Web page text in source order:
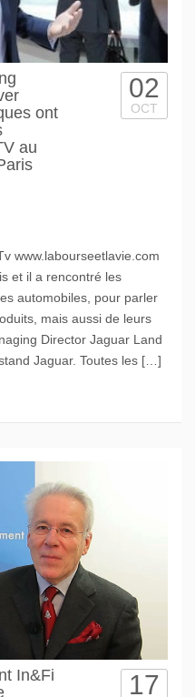
ont
au
02
OCT
www.labourseetlavie.com
et il a rencontré les
automobiles, pour parler
mais aussi de leurs
Director Jaguar Land
Jaguar. Toutes les […]
In&Fi
17